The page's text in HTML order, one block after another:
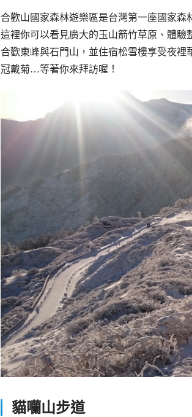
合歡山國家森林遊樂區是台灣第一座國家
這裡你可以看見廣大的玉山箭竹草原、體驗
合歡東峰與石門山，並住宿松雪樓享受夜
冠戴菊…等著你來拜訪喔！
貓囒山步道